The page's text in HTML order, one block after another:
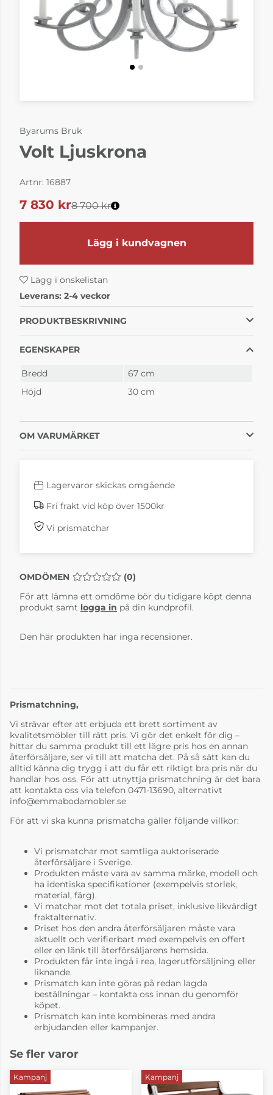
Byarums Bruk
Volt Ljuskrona
Artnr: 16887
7 830 kr8 700 kr
Lägg i kundvagnen
Lägg i önskelistan
Leverans: 2-4 veckor
PRODUKTBESKRIVNING
EGENSKAPER
Bredd
67 cm
Höjd
30 cm
OM VARUMÄRKET
Lagervaror skickas omgående
Fri frakt vid köp över 1500kr
Vi prismatchar
OMDÖMEN MEDELBETYG 0 AV 5 ANTAL BETYG 0
(0)
För att lämna ett omdöme bör du tidigare köpt denna
produkt samt logga in på din kundprofil.
Den här produkten har inga recensioner.
Prismatchning,
Vi strävar efter att erbjuda ett brett sortiment av
kvalitetsmöbler till rätt pris. Vi gör det enkelt för dig –
hittar du samma produkt till ett lägre pris hos en annan
återförsäljare, ser vi till att matcha det. På så sätt kan du
alltid känna dig trygg i att du får ett riktigt bra pris när du
handlar hos oss. För att utnyttja prismatchning är det bara
att kontakta oss via telefon 0471-13690, alternativt
info@emmabodamobler.se
För att vi ska kunna prismatcha gäller följande villkor:
Vi prismatchar mot samtliga auktoriserade
återförsäljare i Sverige.
Produkten måste vara av samma märke, modell och
ha identiska specifikationer (exempelvis storlek,
material, färg).
Vi matchar mot det totala priset, inklusive likvärdigt
fraktalternativ.
Priset hos den andra återförsäljaren måste vara
aktuellt och verifierbart med exempelvis en offert
eller en länk till återförsäljarens hemsida.
Produkten får inte ingå i rea, lagerutförsäljning eller
liknande.
Prismatch kan inte göras på redan lagda
beställningar – kontakta oss innan du genomför
köpet.
Prismatch kan inte kombineras med andra
erbjudanden eller kampanjer.
Se fler varor
Kampanj Kampanj